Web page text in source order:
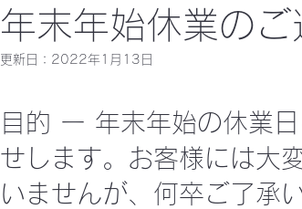
年末年始休業のご
更新日： 2022年1月13日
目的 ー 年末年始の休業
せします。お客様には大
いませんが、何卒ご了承